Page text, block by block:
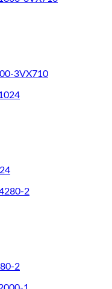
3VX710
2